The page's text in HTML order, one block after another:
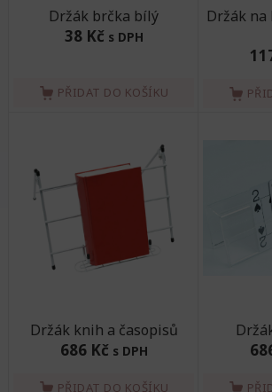
Držák brčka bílý
38 Kč s DPH
PŘIDAT DO KOŠÍKU
Držák
Držák knih a časopisů
686 Kč s DPH
PŘIDAT DO KOŠÍKU